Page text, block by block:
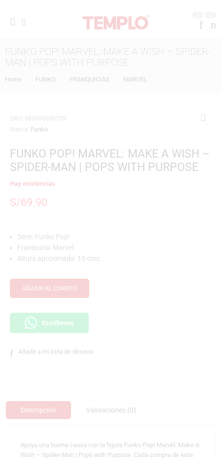
FUNKO POP! MARVEL: MAKE A WISH – SPIDER-
MAN | POPS WITH PURPOSE
Home FUNKO FRANQUICIAS MARVEL
SKU: 889698636759
Marca: Funko
FUNKO POP! MARVEL: MAKE A WISH –
SPIDER-MAN | POPS WITH PURPOSE
Hay existencias
S/69.90
Serie: Funko Pop!
Franquicia: Marvel
Altura aproximada: 10 cms.
AÑADIR AL CARRITO
Escríbenos
Añadir a mi lista de deseos
Descripción Valoraciones (0)
Apoya una buena causa con la figura Funko Pop! Marvel: Make A
Wish – Spider-Man | Pops with Purpose. Cada compra de esta